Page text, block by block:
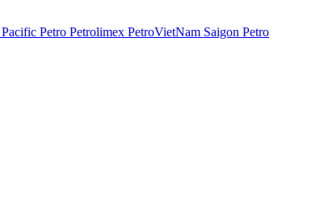
Pacific Petro Petrolimex PetroVietNam Saigon Petro